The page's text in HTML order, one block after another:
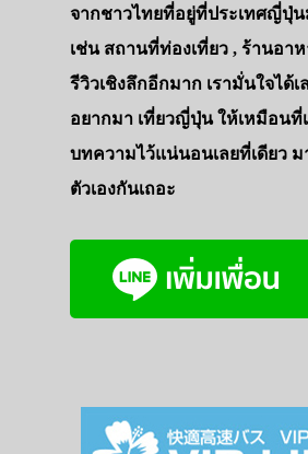
จากชาวไทยที่อยู่ที่ประเทศญี่ปุ่
เช่น สถานที่ท่องเที่ยว , ร้านอา
รีวิวเชิงลึกอีกมาก เรามั่นใจได้
อยากมา เที่ยวญี่ปุ่น ให้เหมือนที่
บทความไว้แน่นอนเลยที่เดียว
ตัวเองกันเถอะ